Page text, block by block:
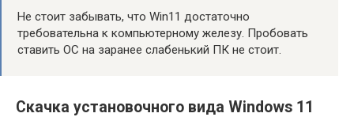
Не стоит забывать, что Win11 достаточно
требовательна к компьютерному железу. Пробовать
ставить ОС на заранее слабенький ПК не стоит.
Скачка установочного вида Windows 11